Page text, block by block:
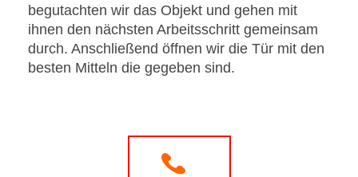
begutachten wir das Objekt und gehen mit
ihnen den nächsten Arbeitsschritt gemeinsam
durch. Anschließend öffnen wir die Tür mit den
besten Mitteln die gegeben sind.